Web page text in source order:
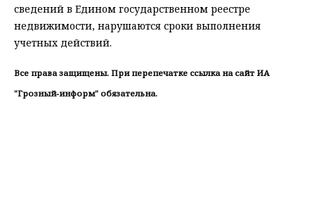
сведений в Едином государственном реестре
недвижимости, нарушаются сроки выполнения
учетных действий.
Все права защищены. При перепечатке ссылка на сайт ИА
"Грозный-информ" обязательна.